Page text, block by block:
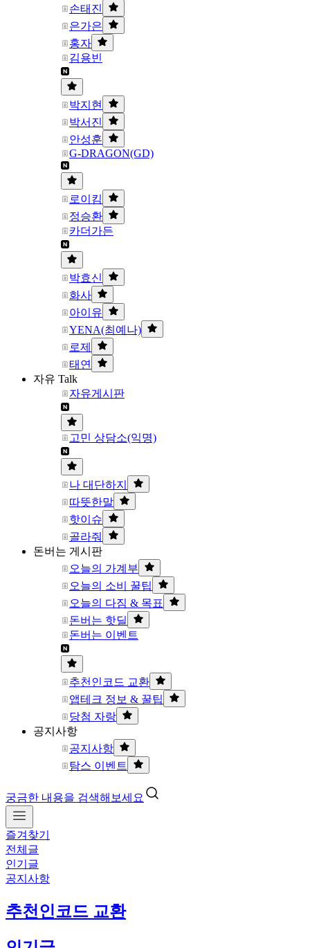
손태진
은가은
홍자
김용빈
박지현
박서진
안성훈
G-DRAGON(GD)
로이킴
정승환
카더가든
박효신
화사
아이유
YENA(최예나)
로제
태연
자유 Talk
자유게시판
고민 상담소(익명)
나 대단하지
따뜻한말
핫이슈
골라줘
돈버는 게시판
오늘의 가계부
오늘의 소비 꿀팁
오늘의 다짐 & 목표
돈버는 핫딜
돈버는 이벤트
추천인코드 교환
앱테크 정보 & 꿀팁
당첨 자랑
공지사항
공지사항
탐스 이벤트
궁금한 내용을 검색해보세요
즐겨찾기
전체글
인기글
공지사항
추천인코드 교환